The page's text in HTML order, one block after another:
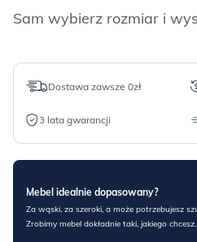
Sam wybierz rozmiar i
Dostawa zawsze 0zł
3 lata gwarancji
Mebel idealnie dopasowany?
Za wąski, za szeroki, a może potrzebujesz
Zrobimy mebel dokładnie taki, jakiego chcesz.